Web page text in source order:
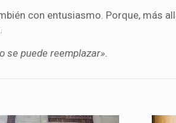
con entusiasmo. Porque, más
se puede reemplazar».